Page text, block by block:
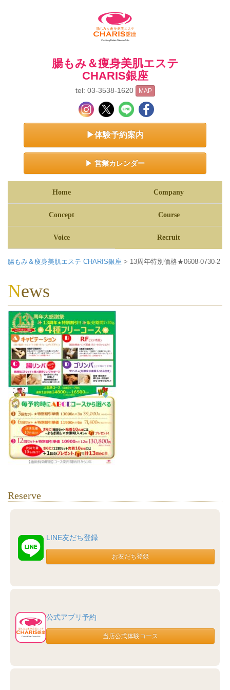
腸もみ＆痩身美肌エステ
CHARIS銀座
tel: 03-3538-1620 MAP
▶体験予約案内
▶ 営業カレンダー
Home Company
Concept Course
Voice Recruit
腸もみ＆痩身美肌エステ CHARIS銀座 > 13周年特別価格★0608-0730-2
News
Reserve
LINE友だち登録
公式アプリ予約